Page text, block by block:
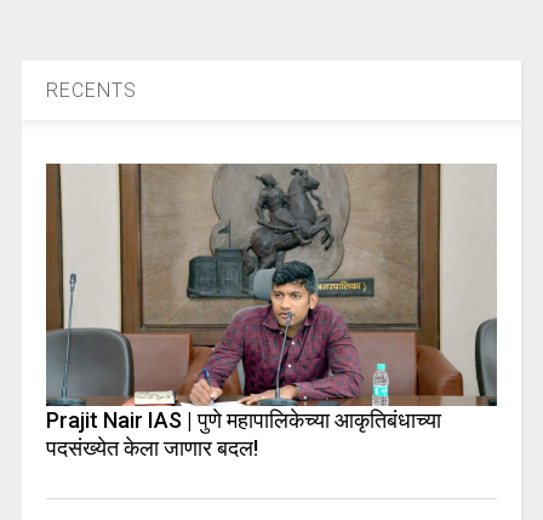
RECENTS
Prajit Nair IAS | पुणे महापालिकेच्या आकृतिबंधाच्या
पदसंख्येत केला जाणार बदल!